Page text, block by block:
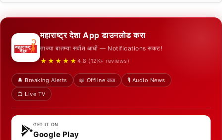
महाराष्ट्र देशा App डाउनलोड करा
ताज्या बातम्या सर्वात आधी — Notifications सकट!
★★★★★ 4.8 (12K+ reviews)
🔔 Breaking Alerts 📖 Offline वाचा
🎙️ Audio News
📺 Live TV
GET IT ON
Google Play